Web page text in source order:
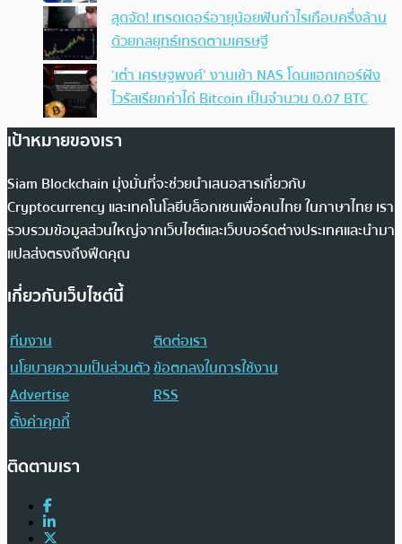
สุดจัด! เทรดเดอร์อายุน้อยฟันกำไรเกือบครึ่งล้าน
ด้วยกลยุทธ์เทรดตามเศรษฐี
‘เต๋า เศรษฐพงศ์’ งานเข้า NAS โดนแฮกเกอร์ฝัง
ไวรัสเรียกค่าไถ่ Bitcoin เป็นจำนวน 0.07 BTC
เป้าหมายของเรา
Siam Blockchain มุ่งมั่นที่จะช่วยนำเสนอสารเกี่ยวกับ
Cryptocurrency และเทคโนโลยีบล็อกเชนเพื่อคนไทย ในภาษาไทย เรา
รวบรวมข้อมูลส่วนใหญ่จากเว็บไซต์และเว็บบอร์ดต่างประเทศและนำมา
แปลส่งตรงถึงฟีดคุณ
เกี่ยวกับเว็บไซต์นี้
ทีมงาน
ติดต่อเรา
นโยบายความเป็นส่วนตัวข้อตกลงในการใช้งาน
Advertise
RSS
ตั้งค่าคุกกี้
ติดตามเรา